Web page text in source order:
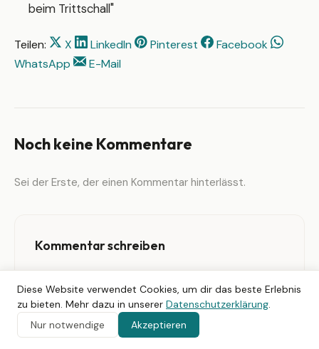
beim Trittschall"
Teilen: X LinkedIn Pinterest
Facebook
WhatsApp
E-Mail
Noch keine Kommentare
Sei der Erste, der einen Kommentar hinterlässt.
Kommentar schreiben
Diese Website verwendet Cookies, um dir das beste Erlebnis
zu bieten. Mehr dazu in unserer Datenschutzerklärung.
Nur notwendige
Akzeptieren